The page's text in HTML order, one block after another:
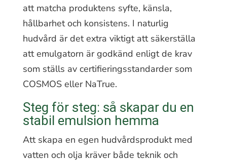
att matcha produktens syfte, känsla,
hållbarhet och konsistens. I naturlig
hudvård är det extra viktigt att säkerställa
att emulgatorn är godkänd enligt de krav
som ställs av certifieringsstandarder som
COSMOS eller NaTrue.
Steg för steg: så skapar du en
stabil emulsion hemma
Att skapa en egen hudvårdsprodukt med
vatten och olja kräver både teknik och